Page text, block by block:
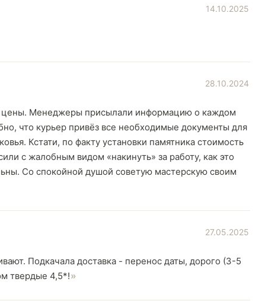
14.10.2025
28.10.2024
цены. Менеджеры присылали информацию о каждом
что курьер привёз все необходимые документы для
Кстати, по факту установки памятника стоимость
с жалобным видом «накинуть» за работу, как это
Со спокойной душой советую мастерскую своим
27.05.2025
Подкачала доставка - перенос даты, дорого (3-5
твердые 4,5*!